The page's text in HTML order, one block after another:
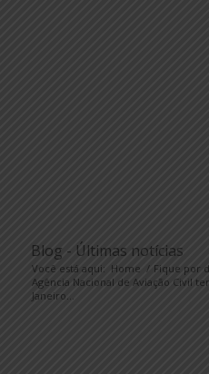
Blog - Últimas notícias
Você está aqui: Home / Fique por
Agência Nacional de Aviação Civil
Janeiro...